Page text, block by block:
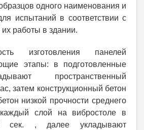
одного наименования и
испытаний в соответствии с
работы в здании.
изготовления панелей
этапы: в подготовленные
пространственный
затем конструкционный бетон
низкой прочности среднего
слой на вибростоле в
сек. , далее укладывают